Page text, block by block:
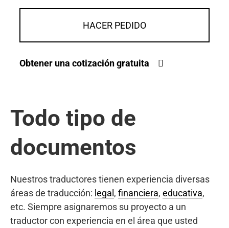
HACER PEDIDO
Obtener una cotización gratuita
Todo tipo de
documentos
Nuestros traductores tienen experiencia diversas
áreas de traducción: legal , financiera, educativa,
etc. Siempre asignaremos su proyecto a un
traductor con experiencia en el área que usted